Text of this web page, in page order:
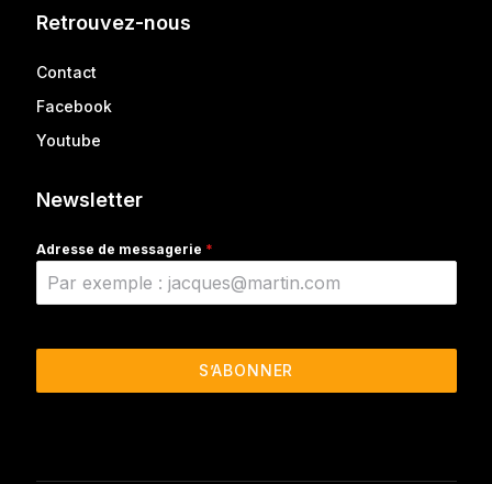
Retrouvez-nous
Contact
Facebook
Youtube
Newsletter
Adresse de messagerie *
S’ABONNER